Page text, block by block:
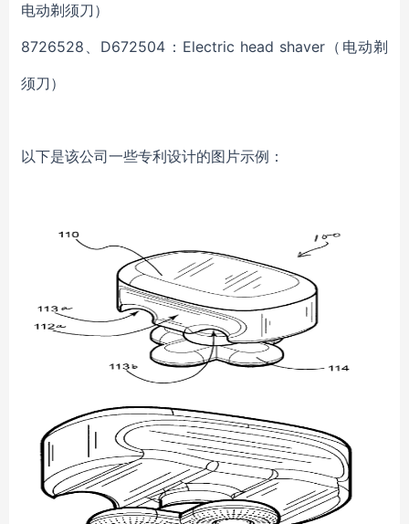
电动剃须刀）
8726528、D672504：Electric head shaver（电动剃
须刀）
以下是该公司一些专利设计的图片示例：